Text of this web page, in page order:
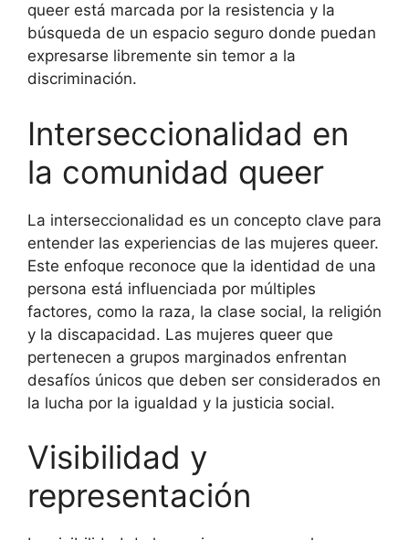
queer está marcada por la resistencia y la
búsqueda de un espacio seguro donde puedan
expresarse libremente sin temor a la
discriminación.
Interseccionalidad en
la comunidad queer
La interseccionalidad es un concepto clave para
entender las experiencias de las mujeres queer.
Este enfoque reconoce que la identidad de una
persona está influenciada por múltiples
factores, como la raza, la clase social, la religión
y la discapacidad. Las mujeres queer que
pertenecen a grupos marginados enfrentan
desafíos únicos que deben ser considerados en
la lucha por la igualdad y la justicia social.
Visibilidad y
representación